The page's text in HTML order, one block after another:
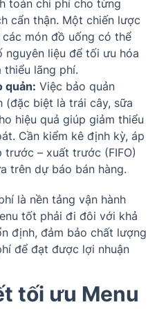
toán chi phí cho từng
cẩn thận. Một chiến lược
món đồ uống có thể
nguyên liệu để tối ưu hóa
lãng phí.
quản: Việc bảo quản
(đặc biệt là trái cây, sữa
hiệu quả giúp giảm thiểu
Cần kiểm kê định kỳ, áp
trước – xuất trước (FIFO)
trên dự báo bán hàng.
là nền tảng vận hành
tốt phải đi đôi với khả
định, đảm bảo chất lượng
để đạt được lợi nhuận
tối ưu Menu